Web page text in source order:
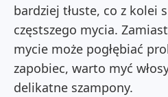
bardziej tłuste, co z kolei
częstszego mycia.
mycie może pogłębiać
zapobiec, warto myć
delikatne szampony.